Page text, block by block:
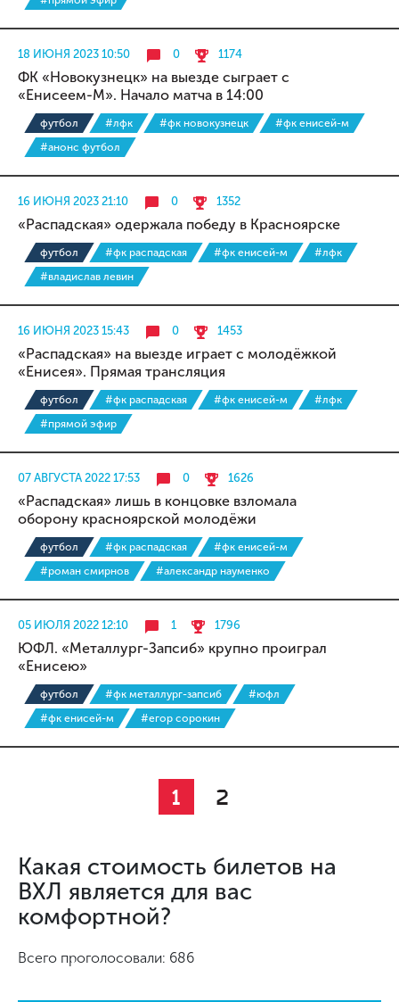
18 ИЮНЯ 2023 10:50 0 1174
ФК «Новокузнецк» на выезде сыграет с
«Енисеем-М». Начало матча в 14:00
футбол #лфк #фк новокузнецк
#фк енисей-м
#анонс футбол
16 ИЮНЯ 2023 21:10 0 1352
«Распадская» одержала победу в Красноярске
футбол #фк распадская #фк енисей-м
#лфк
#владислав левин
16 ИЮНЯ 2023 15:43 0 1453
«Распадская» на выезде играет с молодёжкой
«Енисея». Прямая трансляция
футбол #фк распадская #фк енисей-м
#лфк
#прямой эфир
07 АВГУСТА 2022 17:53 0 1626
«Распадская» лишь в концовке взломала
оборону красноярской молодёжи
футбол #фк распадская
#фк енисей-м
#роман смирнов
#александр науменко
05 ИЮЛЯ 2022 12:10 1 1796
ЮФЛ. «Металлург-Запсиб» крупно проиграл
«Енисею»
футбол #фк металлург-запсиб
#юфл
#фк енисей-м
#егор сорокин
1 2
Какая стоимость билетов на
ВХЛ является для вас
комфортной?
Всего проголосовали: 686